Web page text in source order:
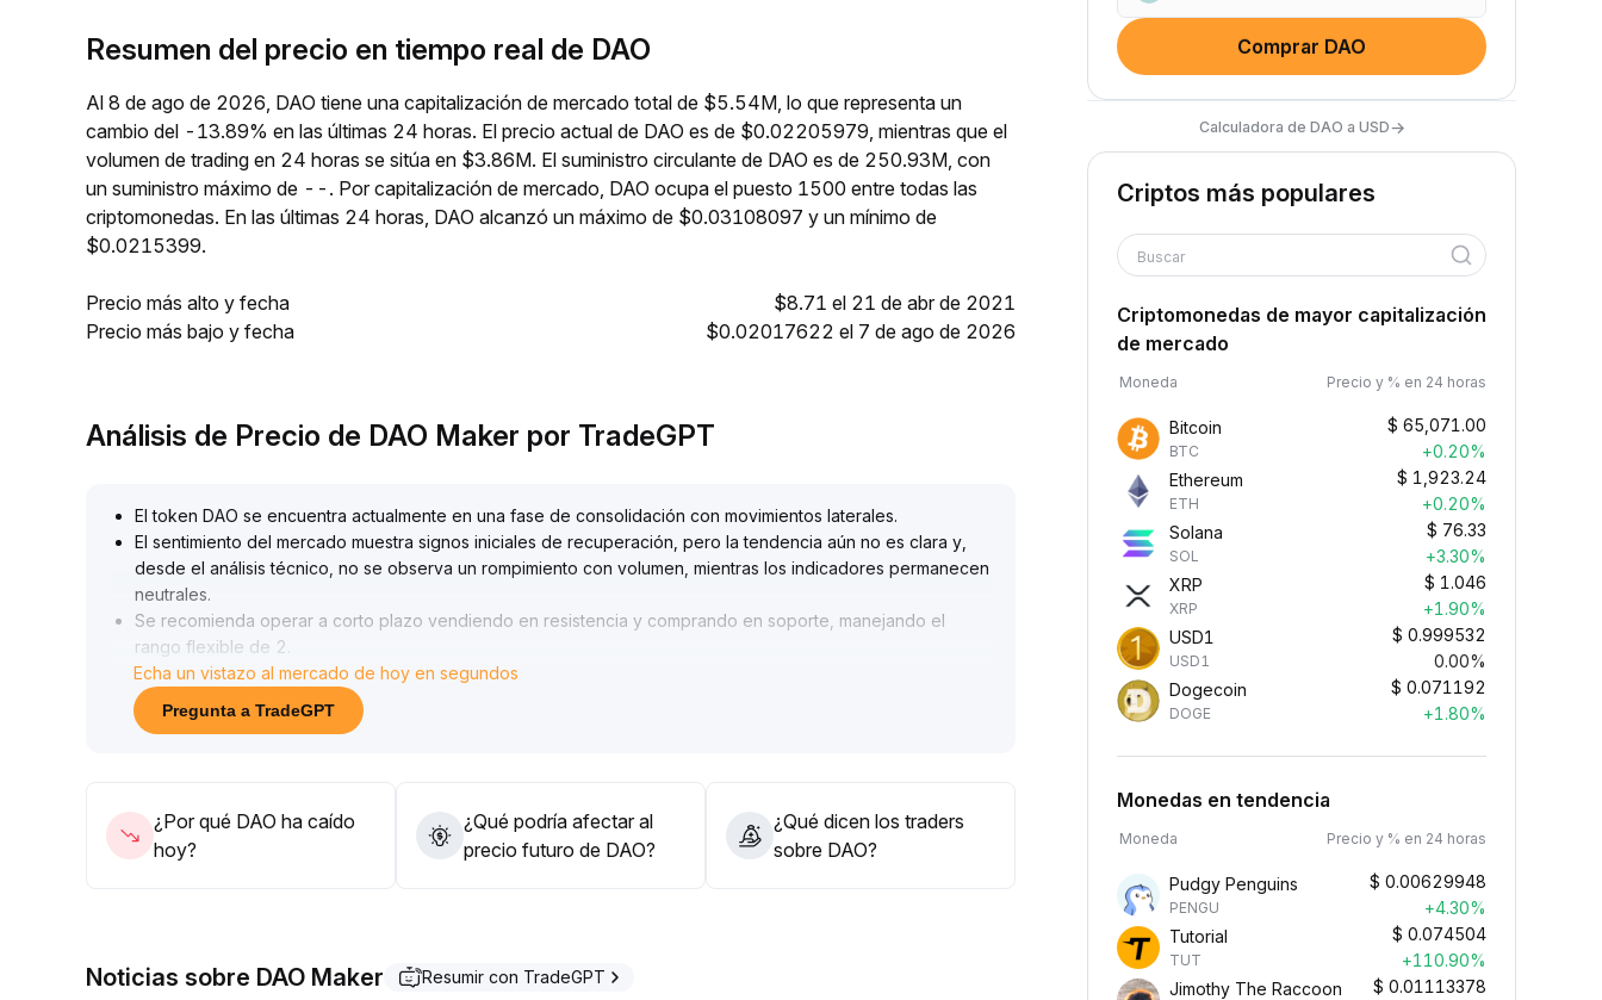
Resumen del precio en tiempo real de DAO
Al 8 de ago de 2026, DAO tiene una capitalización de mercado total de $5.54M, lo que representa un
cambio del -13.89% en las últimas 24 horas. El precio actual de DAO es de $0.02205979, mientras que el
volumen de trading en 24 horas se sitúa en $3.86M. El suministro circulante de DAO es de 250.93M, con
un suministro máximo de --. Por capitalización de mercado, DAO ocupa el puesto 1500 entre todas las
criptomonedas. En las últimas 24 horas, DAO alcanzó un máximo de $0.03108097 y un mínimo de
$0.0215399.
Precio más alto y fecha
$8.71 el 21 de abr de 2021
Precio más bajo y fecha
$0.02017622 el 7 de ago de 2026
Análisis de Precio de DAO Maker por TradeGPT
El token DAO se encuentra actualmente en una fase de consolidación con movimientos laterales.
El sentimiento del mercado muestra signos iniciales de recuperación, pero la tendencia aún no es clara y,
desde el análisis técnico, no se observa un rompimiento con volumen, mientras los indicadores permanecen
neutrales.
Se recomienda operar a corto plazo vendiendo en resistencia y comprando en soporte, manejando el
rango flexible de 2
45~2.
70 USD, y aplicando stop loss estricto si se rompen los niveles de soporte
Los inversores de medio plazo deben esperar una ruptura válida acompañada de incremento en el volumen
Echa un vistazo al mercado de hoy en segundos
Pregunta a TradeGPT
¿Por qué DAO ha caído
hoy?
¿Qué podría afectar al
precio futuro de DAO?
¿Qué dicen los traders
sobre DAO?
Noticias sobre DAO Maker Resumir con TradeGPT
Comprar DAO
Calculadora de DAO a USD→
Criptos más populares
Buscar
Criptomonedas de mayor capitalización
de mercado
Moneda Precio y % en 24 horas
Bitcoin
BTC
$ 65,071.00
+0.20%
Ethereum
ETH
$ 1,923.24
+0.20%
Solana
SOL
$ 76.33
+3.30%
XRP
XRP
$ 1.046
+1.90%
USD1
USD1
$ 0.999532
0.00%
Dogecoin
DOGE
$ 0.071192
+1.80%
Monedas en tendencia
Moneda Precio y % en 24 horas
Pudgy Penguins
PENGU
$ 0.00629948
+4.30%
Tutorial
TUT
$ 0.074504
+110.90%
Jimothy The Raccoon
$ 0.01113378